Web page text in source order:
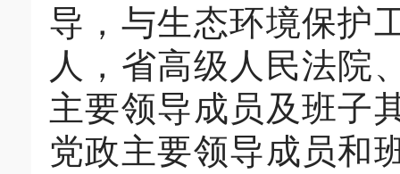
导，与生态环境保护
人，省高级人民法院
主要领导成员及班子
党政主要领导成员和